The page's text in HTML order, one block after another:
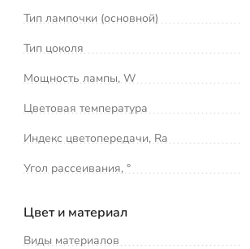
Тип лампочки (основной)
Тип цоколя
Мощность лампы, W
Цветовая температура
Индекс цветопередачи, Ra
Угол рассеивания, °
Цвет и материал
Виды материалов